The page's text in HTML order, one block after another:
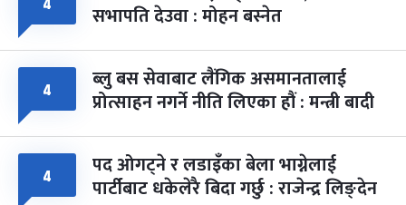
सभापति देउवा : मोहन बस्नेत
४ ब्लु बस सेवाबाट लैंगिक असमानतालाई
प्रोत्साहन नगर्ने नीति लिएका हौं : मन्त्री बादी
४ पद ओगट्ने र लडाइँका बेला भाग्नेलाई
पार्टीबाट धकेलेरै बिदा गर्छु : राजेन्द्र लिङ्देन